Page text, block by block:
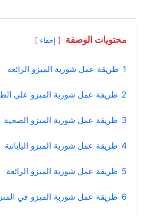
محتويات الوصفة إخفاء
1 طريقة عمل شوربة الميزو الرائعه
2 طريقة عمل شوربة الميزو علي
3 طريقة عمل شوربة الميزو الصحية
4 طريقة عمل شوربة الميزو اليابانية
5 طريقة عمل شوربة الميزو الرائعة
6 طريقة عمل شوربة الميزو في